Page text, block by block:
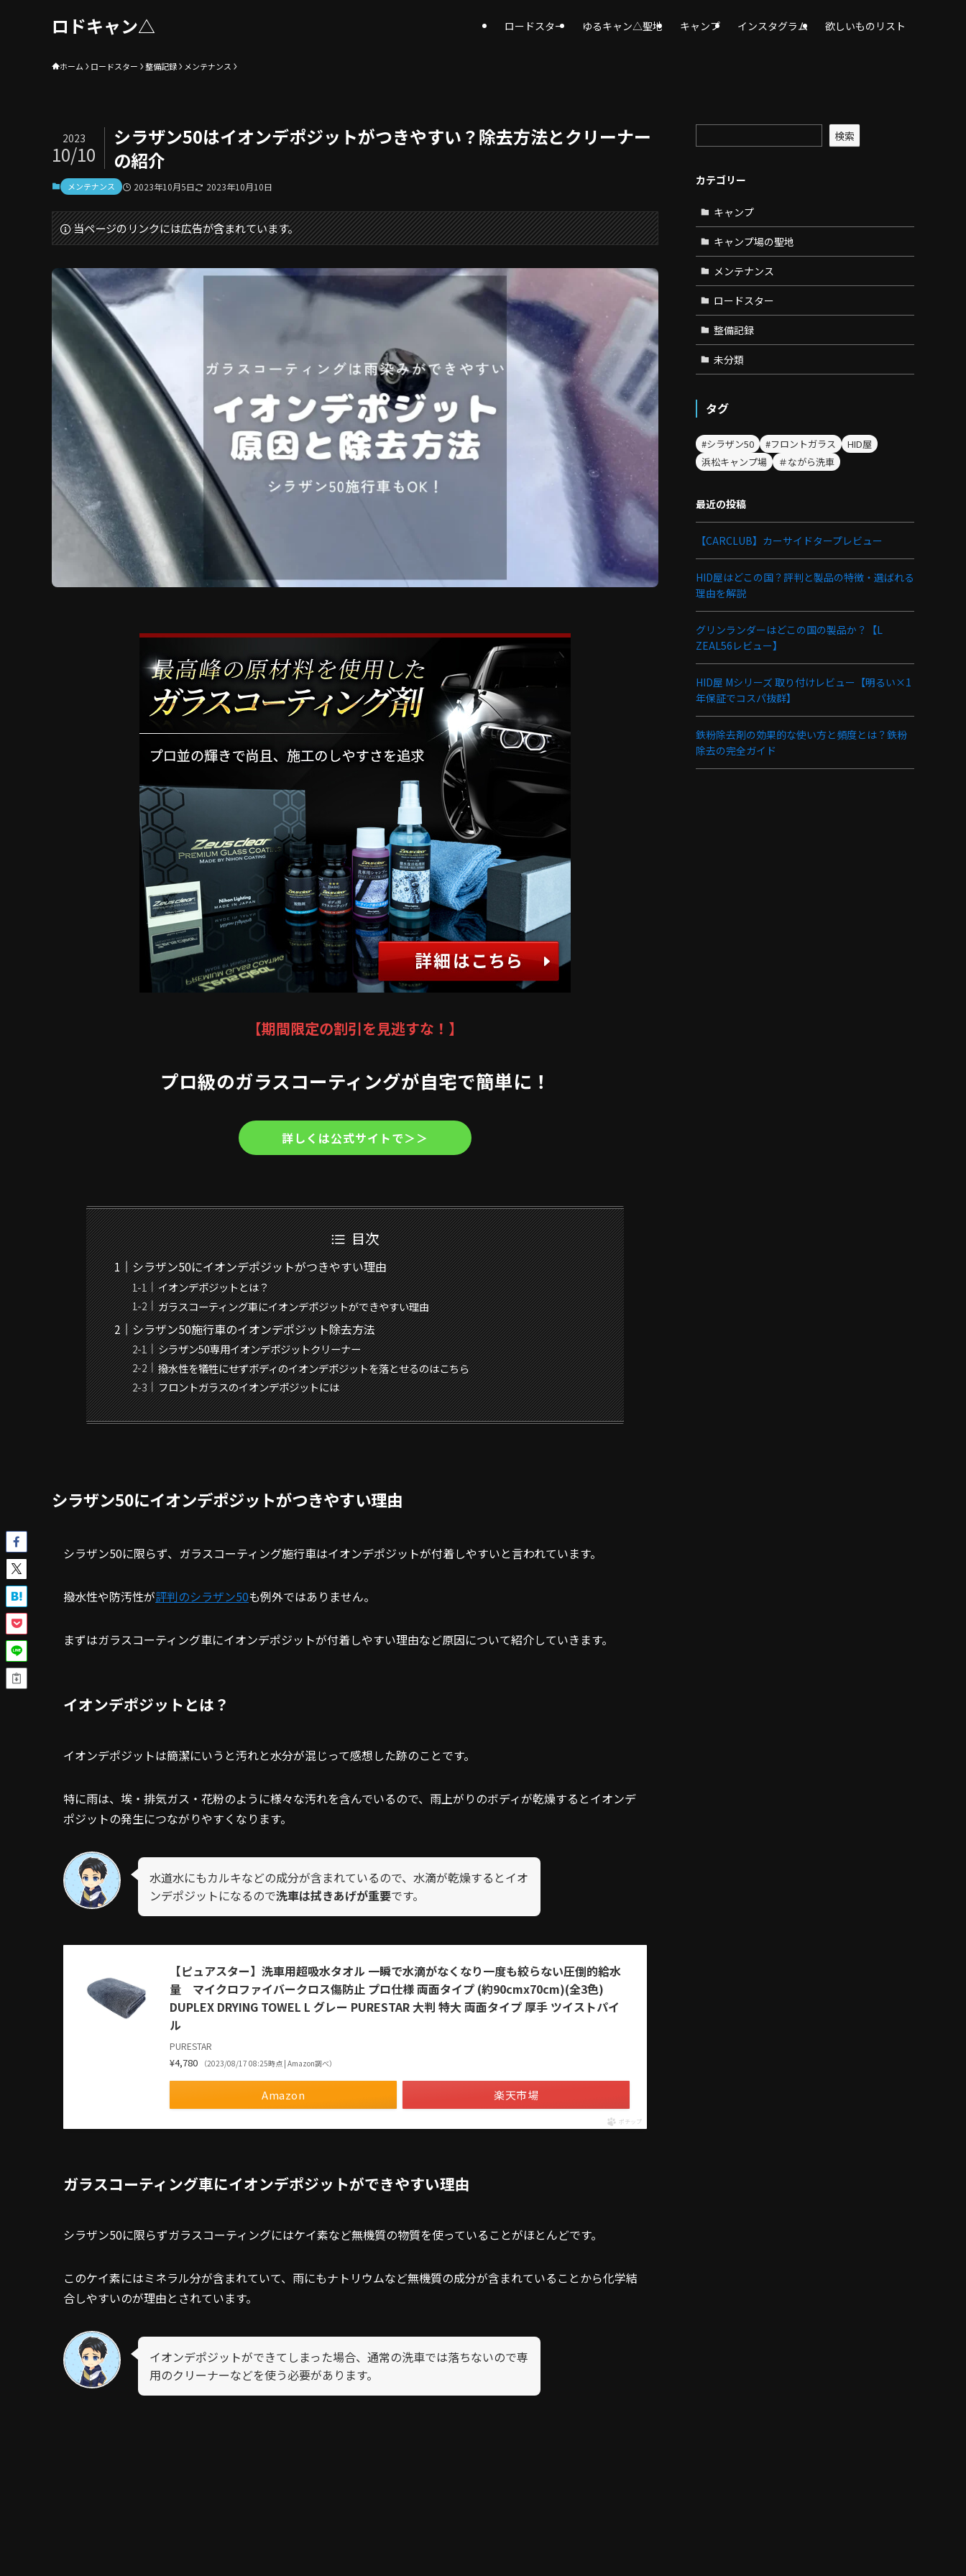
ロドキャン△ ロードスター ゆるキャン△聖地 キャンプ インスタグラム 欲しいものリスト
ホーム ロードスター 整備記録 メンテナンス
シラザン50はイオンデポジットがつきやすい？除去方法とクリーナー
の紹介
2023
10/10
メンテナンス 2023年10月5日 2023年10月10日
当ページのリンクには広告が含まれています。
【期間限定の割引を見逃すな！】
プロ級のガラスコーティングが自宅で簡単に！
詳しくは公式サイトで＞＞
目次
シラザン50にイオンデポジットがつきやすい理由
イオンデポジットとは？
ガラスコーティング車にイオンデポジットができやすい理由
シラザン50施行車のイオンデポジット除去方法
シラザン50専用イオンデポジットクリーナー
撥水性を犠牲にせずボディのイオンデポジットを落とせるのはこちら
フロントガラスのイオンデポジットには
シラザン50にイオンデポジットがつきやすい理由
シラザン50に限らず、ガラスコーティング施行車はイオンデポジットが付着しやすいと言われています。
撥水性や防汚性が評判のシラザン50も例外ではありません。
まずはガラスコーティング車にイオンデポジットが付着しやすい理由など原因について紹介していきます。
イオンデポジットとは？
イオンデポジットは簡潔にいうと汚れと水分が混じって感想した跡のことです。
特に雨は、埃・排気ガス・花粉のように様々な汚れを含んでいるので、雨上がりのボディが乾燥するとイオンデ
ポジットの発生につながりやすくなります。
水道水にもカルキなどの成分が含まれているので、水滴が乾燥するとイオ
ンデポジットになるので洗車は拭きあげが重要です。
【ピュアスター】洗車用超吸水タオル 一瞬で水滴がなくなり一度も絞らない圧倒的給水
量 マイクロファイバークロス傷防止 プロ仕様 両面タイプ (約90cmx70cm)(全3色)
DUPLEX DRYING TOWEL L グレー PURESTAR 大判 特大 両面タイプ 厚手 ツイストパイ
ル
PURESTAR
¥4,780 （2023/08/17 08:25時点 | Amazon調べ）
Amazon 楽天市場
ポチップ
ガラスコーティング車にイオンデポジットができやすい理由
シラザン50に限らずガラスコーティングにはケイ素など無機質の物質を使っていることがほとんどです。
このケイ素にはミネラル分が含まれていて、雨にもナトリウムなど無機質の成分が含まれていることから化学結
合しやすいのが理由とされています。
イオンデポジットができてしまった場合、通常の洗車では落ちないので専
用のクリーナーなどを使う必要があります。
検索
カテゴリー
キャンプ
キャンプ場の聖地
メンテナンス
ロードスター
整備記録
未分類
タグ
#シラザン50 #フロントガラス
HID屋
浜松キャンプ場
＃ながら洗車
最近の投稿
【CARCLUB】カーサイドタープレビュー
HID屋はどこの国？評判と製品の特徴・選ばれる
理由を解説
グリンランダーはどこの国の製品か？【L
ZEAL56レビュー】
HID屋 Mシリーズ 取り付けレビュー【明るい×1
年保証でコスパ抜群】
鉄粉除去剤の効果的な使い方と頻度とは？鉄粉
除去の完全ガイド